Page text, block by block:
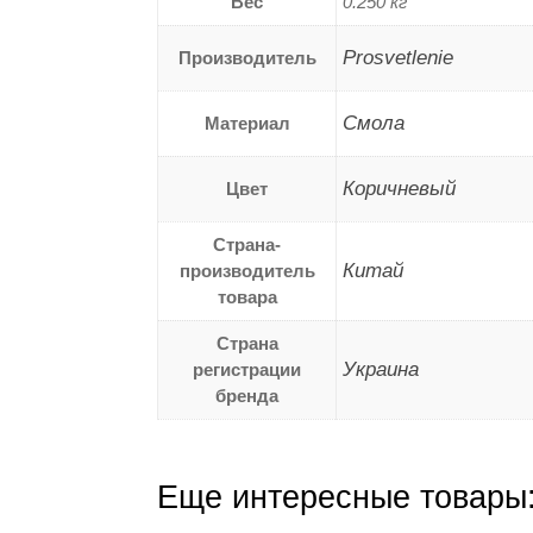
Производитель Prosvetlenie
Материал Смола
Цвет Коричневый
Страна-
производитель
товара
Китай
Страна
регистрации
бренда
Украина
Еще интересные